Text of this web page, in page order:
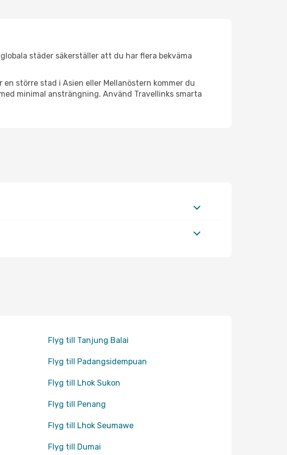
städer säkerställer att du har flera bekväma
större stad i Asien eller Mellanöstern kommer du
minimal ansträngning. Använd Travellinks smarta
Flyg till Tanjung Balai
Flyg till Padangsidempuan
Flyg till Lhok Sukon
Flyg till Penang
Flyg till Lhok Seumawe
Flyg till Dumai